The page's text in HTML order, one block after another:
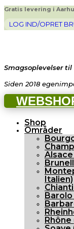
Gratis levering i
LOG IND/OPRET
Smagsoplevelser
Siden 2018
Shop
Områder
Italien)
Barolo
Rhône